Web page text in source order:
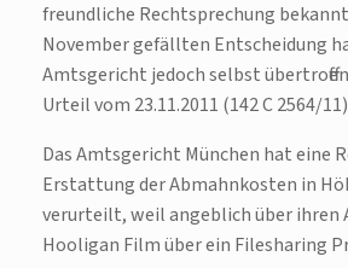
freundliche Rechtsprechung
November gefällten Entscheidung
Amtsgericht jedoch selbst
Urteil vom 23.11.2011 (142 C 2564/
Das Amtsgericht München hat eine
Erstattung der Abmahnkosten in
verurteilt, weil angeblich über ihren
Hooligan Film über ein Filesharing